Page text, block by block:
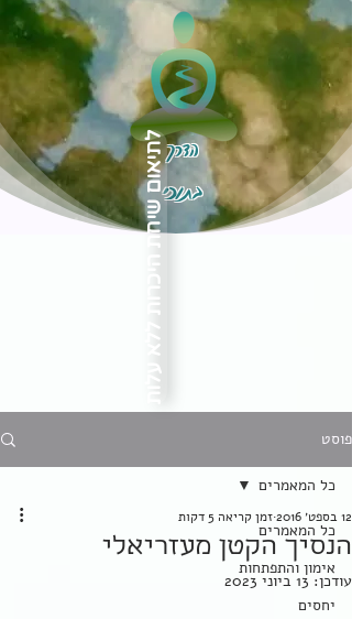
הדרך
בתוכילתיאום שיחת היכרות ללא עלות
פוסט
כל המאמרים
אימון והתפתחות
יחסים
כל המאמרים
הנסיך הקטן מעזריאלי
12 בספט׳ 2016 זמן קריאה 5 דקות
עודכן: 13 ביוני 2023